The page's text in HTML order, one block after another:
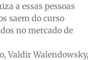
a essas pessoas
saem do curso
no mercado de
Valdir Walendowsky,